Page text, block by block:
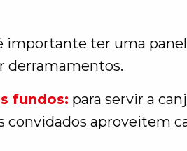
importante ter uma
derramamentos.
fundos: para servir a
aproveitem